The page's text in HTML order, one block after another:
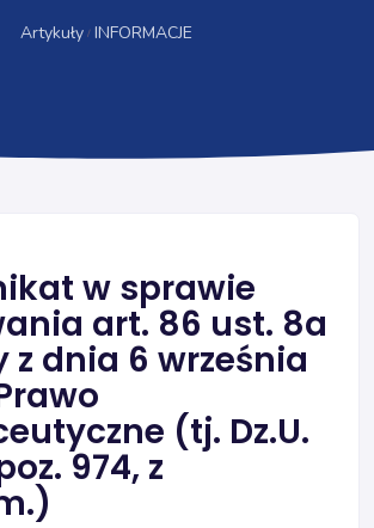
Artykuły INFORMACJE
w sprawie
art. 86 ust. 8a
z dnia 6 września
(tj. Dz.U.
974, z